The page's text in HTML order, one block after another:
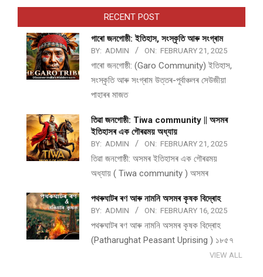
RECENT POST
গাৰো জনগোষ্ঠী: ইতিহাস, সংস্কৃতি আৰু সংগ্ৰাম
BY: ADMIN ON: FEBRUARY 21, 2025
গাৰো জনগোষ্ঠী: (Garo Community) ইতিহাস,
সংস্কৃতি আৰু সংগ্ৰাম উত্তৰ-পূৰ্বাঞ্চলৰ সেউজীয়া
পাহাৰৰ মাজত
তিৱা জনগোষ্ঠী: Tiwa community || অসমৰ
ইতিহাসৰ এক গৌৰৱময় অধ্যায়
BY: ADMIN ON: FEBRUARY 21, 2025
তিৱা জনগোষ্ঠী: অসমৰ ইতিহাসৰ এক গৌৰৱময়
অধ্যায় ( Tiwa community ) অসমৰ
পথ​ৰুঘাট​ৰ ৰণ আৰু নামনি অসম​ৰ কৃষক বিদ্ৰোহ​
BY: ADMIN ON: FEBRUARY 16, 2025
পথ​ৰুঘাট​ৰ ৰণ আৰু নামনি অসম​ৰ কৃষক বিদ্ৰোহ​
(Patharughat Peasant Uprising ) ১৮৫৭
VIEW ALL